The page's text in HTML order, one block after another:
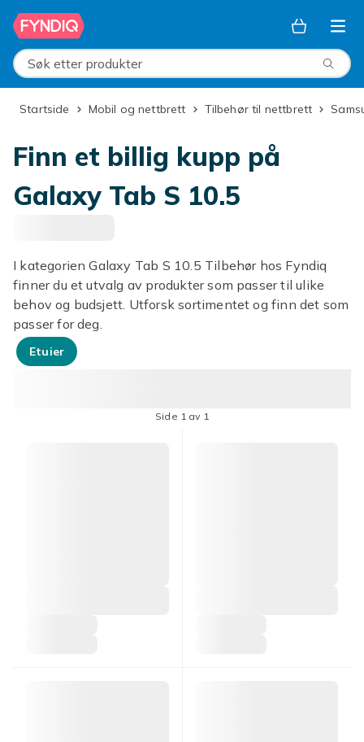
Hopp til hovedinnhold
Søk etter produkter
Startside Mobil og nettbrett Tilbehør til nettbrett
Finn et billig kupp på
Galaxy Tab S 10.5
I kategorien Galaxy Tab S 10.5 Tilbehør hos Fyndiq
finner du et utvalg av produkter som passer til ulike
behov og budsjett. Utforsk sortimentet og finn det som
passer for deg.
Etuier
Side 1 av 1